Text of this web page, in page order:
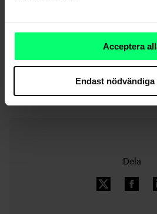
Acceptera
Endast nödvändiga
Nyhetsarkiv
Dela